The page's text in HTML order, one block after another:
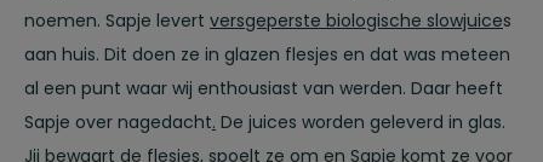
noemen. Sapje levert versgeperste biologische slowjuices
aan huis. Dit doen ze in glazen flesjes en dat was meteen
al een punt waar wij enthousiast van werden. Daar heeft
Sapje over nagedacht. De juices worden geleverd in glas.
Jij bewaart de flesjes, spoelt ze om en Sapje komt ze voor